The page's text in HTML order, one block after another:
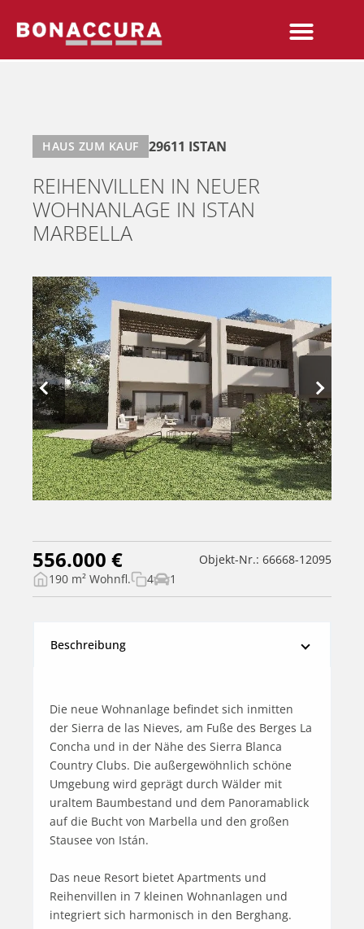
HAUS ZUM KAUF 29611 ISTAN
REIHENVILLEN IN NEUER
WOHNANLAGE IN ISTAN
MARBELLA
556.000 €
Objekt-Nr.: 66668-12095
190 m² Wohnfl.
4 1
Beschreibung
Die neue Wohnanlage befindet sich inmitten
der Sierra de las Nieves, am Fuße des Berges La
Concha und in der Nähe des Sierra Blanca
Country Clubs. Die außergewöhnlich schöne
Umgebung wird geprägt durch Wälder mit
uraltem Baumbestand und dem Panoramablick
auf die Bucht von Marbella und den großen
Stausee von Istán.
Das neue Resort bietet Apartments und
Reihenvillen in 7 kleinen Wohnanlagen und
integriert sich harmonisch in den Berghang.